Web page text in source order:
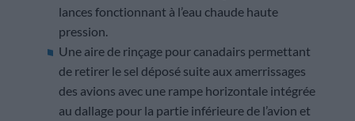
lances fonctionnant à l’eau chaude haute
pression.
Une aire de rinçage pour canadairs permettant
de retirer le sel déposé suite aux amerrissages
des avions avec une rampe horizontale intégrée
au dallage pour la partie inférieure de l’avion et